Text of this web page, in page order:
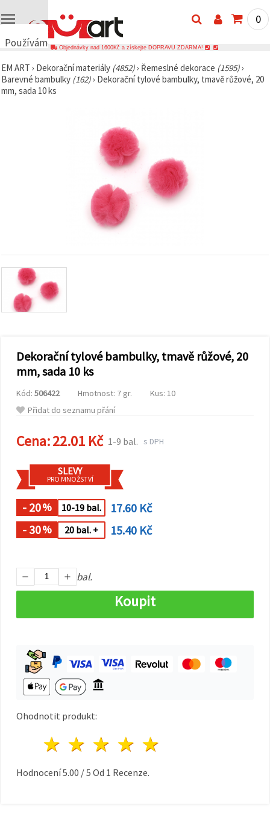
Používáme
🍪
Používáme
cookies a
zobrazovali
obsah a
reklamu, a
to i s
pomocí
našich
marketing.
souhlasit s
všech
cookies
kliknutím
vše!" Nebo
uvést své
preference v
Nastavení
výběrem
daného
cookies a
kliknutím
na tlačítko
Přijmout
Nastavení
0
Objednávky nad 1600Kč a získejte DOPRAVU ZDARMA!
EM ART › Dekorační materiály (4852)› Řemeslné dekorace (1595)›
Barevné bambulky (162)› Dekorační tylové bambulky, tmavě růžové, 20
mm, sada 10 ks
Dekorační tylové bambulky, tmavě růžové, 20
mm, sada 10 ks
Kód: 506422 Hmotnost: 7 gr.
Kus: 10
Přidat do seznamu přání
Cena:22.01 Kč 1-9 bal. s DPH
SLEVY
PRO MNOŽSTVÍ
- 20% 10-19 bal.
17.60 Kč
- 30% 20 bal. + 15.40 Kč
bal.
Koupit
Ohodnotit produkt:
4 hvězdy
3 hvězdy
2 hvězdy
1 hvězda
Hodnocení5.00 /5 Od 1 Recenze.